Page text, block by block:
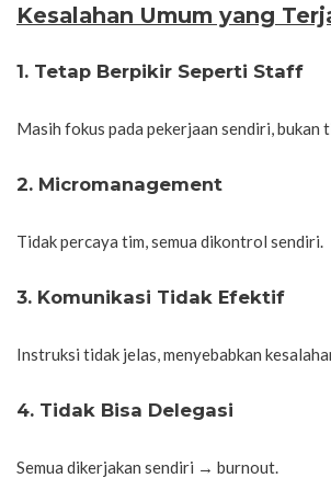
Kesalahan Umum yang
1. Tetap Berpikir Seperti Staff
Masih fokus pada pekerjaan sendiri, bukan
2. Micromanagement
Tidak percaya tim, semua dikontrol sendiri.
3. Komunikasi Tidak Efektif
Instruksi tidak jelas, menyebabkan
4. Tidak Bisa Delegasi
Semua dikerjakan sendiri → burnout.